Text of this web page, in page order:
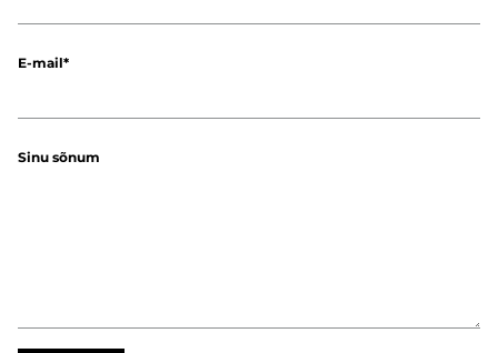
E-mail
Sinu sõnum